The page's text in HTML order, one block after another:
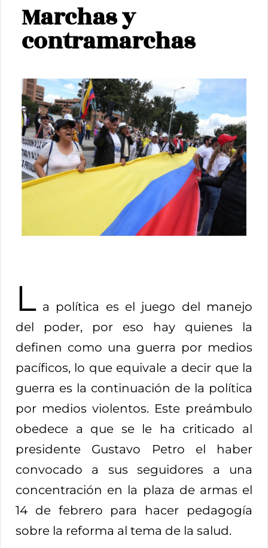
Marchas y
contramarchas
L a política es el juego del manejo
del poder, por eso hay quienes la
definen como una guerra por medios
pacíficos, lo que equivale a decir que la
guerra es la continuación de la política
por medios violentos. Este preámbulo
obedece a que se le ha criticado al
presidente Gustavo Petro el haber
convocado a sus seguidores a una
concentración en la plaza de armas el
14 de febrero para hacer pedagogía
sobre la reforma al tema de la salud.